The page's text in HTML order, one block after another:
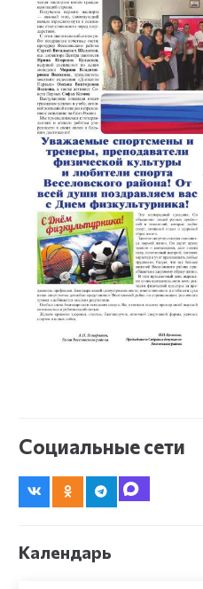
Социальные сети
Календарь